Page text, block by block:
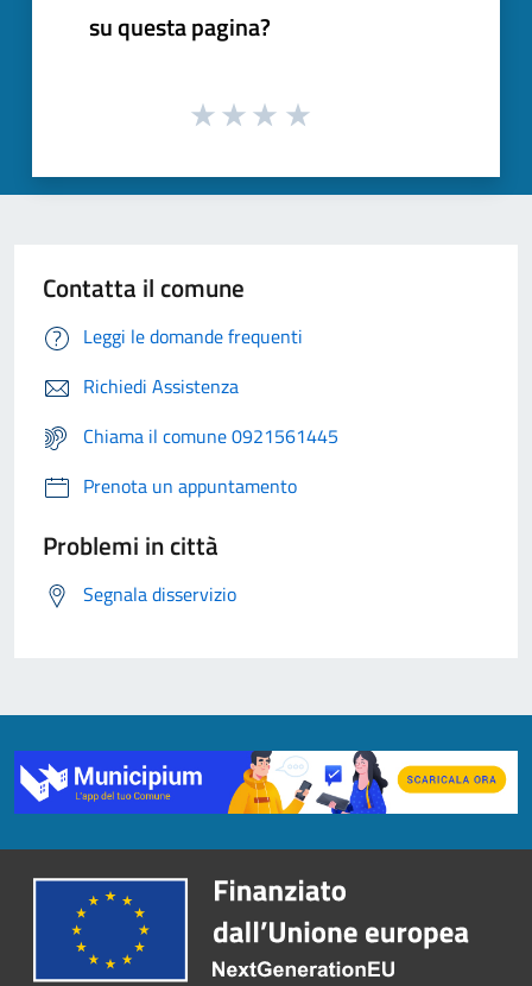
su questa pagina?
Contatta il comune
Leggi le domande frequenti
Richiedi Assistenza
Chiama il comune 0921561445
Prenota un appuntamento
Problemi in città
Segnala disservizio